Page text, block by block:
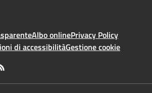
Albo onlinePrivacy Policy
di accessibilitàGestione cookie